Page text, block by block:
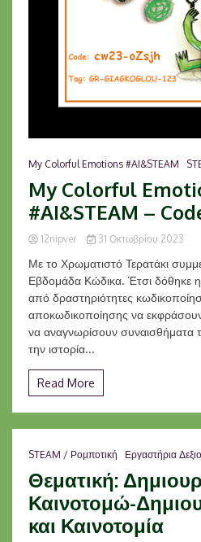
My Colorful Emotions #AI&STEAM
My Colorful
#AI&STEAM –
12nipver 31 Οκτωβρίου 2023
Με το Χρωματιστό Τερατάκι
Εβδομάδα Κώδικα. Έτσι δόθηκε η
από δραστηριότητες
αποκωδικοποίησης να
να αναγνωρίσουν συναισθήματα
την ιστορία...
Read More
STEAM / Ρομποτική Εργαστήρια
Θεματική:
Καινοτομώ-
και Καινοτομία